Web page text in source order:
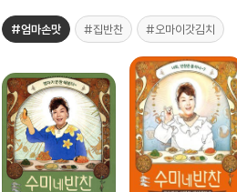
#엄마손맛 #집반찬 #오마이갓김치